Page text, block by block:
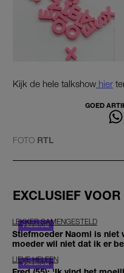
Kijk de hele talkshow hier
GOED
FOTO RTL
EXCLUSIEF VOOR
LEKKER SAMENGESTELD
Stiefmoeder Naomi is niet
moeder wil niet dat ik er
LIEVE HELEEN